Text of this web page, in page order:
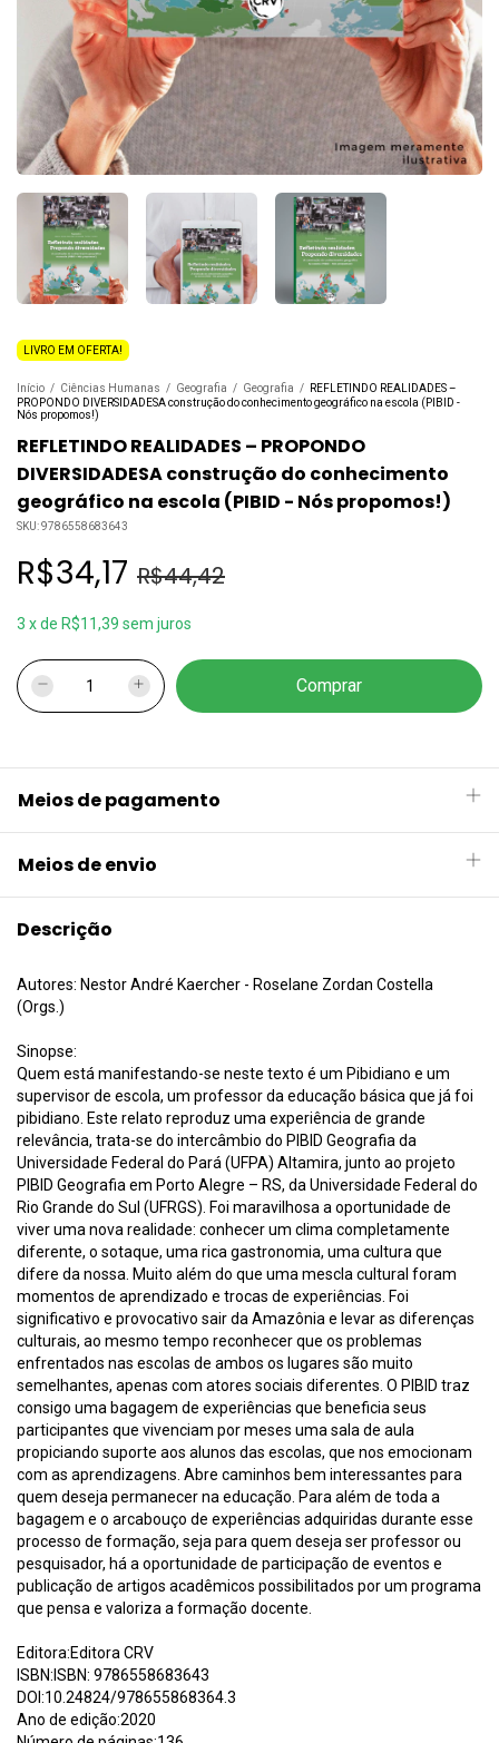
LIVRO EM OFERTA!
Início / Ciências Humanas / Geografia / Geografia /
REFLETINDO REALIDADES –
PROPONDO DIVERSIDADESA construção do conhecimento geográfico na escola (PIBID -
Nós propomos!)
REFLETINDO REALIDADES – PROPONDO
DIVERSIDADESA construção do conhecimento
geográfico na escola (PIBID - Nós propomos!)
SKU:9786558683643
R$34,17 R$44,42
3 xde R$11,39 sem juros
Meios de pagamento
Meios de envio
Descrição
Autores: Nestor André Kaercher - Roselane Zordan Costella
(Orgs.)
Sinopse:
Quem está manifestando-se neste texto é um Pibidiano e um
supervisor de escola, um professor da educação básica que já foi
pibidiano. Este relato reproduz uma experiência de grande
relevância, trata-se do intercâmbio do PIBID Geografia da
Universidade Federal do Pará (UFPA) Altamira, junto ao projeto
PIBID Geografia em Porto Alegre – RS, da Universidade Federal do
Rio Grande do Sul (UFRGS). Foi maravilhosa a oportunidade de
viver uma nova realidade: conhecer um clima completamente
diferente, o sotaque, uma rica gastronomia, uma cultura que
difere da nossa. Muito além do que uma mescla cultural foram
momentos de aprendizado e trocas de experiências. Foi
significativo e provocativo sair da Amazônia e levar as diferenças
culturais, ao mesmo tempo reconhecer que os problemas
enfrentados nas escolas de ambos os lugares são muito
semelhantes, apenas com atores sociais diferentes. O PIBID traz
consigo uma bagagem de experiências que beneficia seus
participantes que vivenciam por meses uma sala de aula
propiciando suporte aos alunos das escolas, que nos emocionam
com as aprendizagens. Abre caminhos bem interessantes para
quem deseja permanecer na educação. Para além de toda a
bagagem e o arcabouço de experiências adquiridas durante esse
processo de formação, seja para quem deseja ser professor ou
pesquisador, há a oportunidade de participação de eventos e
publicação de artigos acadêmicos possibilitados por um programa
que pensa e valoriza a formação docente.
Editora:Editora CRV
ISBN:ISBN: 9786558683643
DOI:10.24824/978655868364.3
Ano de edição:2020